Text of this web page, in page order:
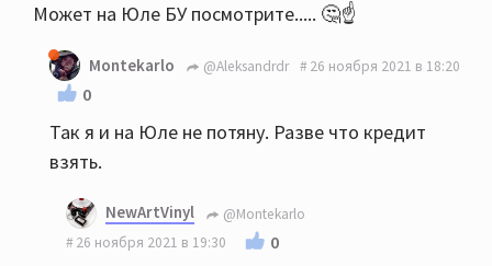
Может на Юле БУ посмотрите..... 🤔☝️
Montekarlo @Aleksandrdr 26 ноября 2021 в 18:20
0
Так я и на Юле не потяну. Разве что кредит
взять.
NewArtVinyl
@Montekarlo
26 ноября 2021 в 19:30
0